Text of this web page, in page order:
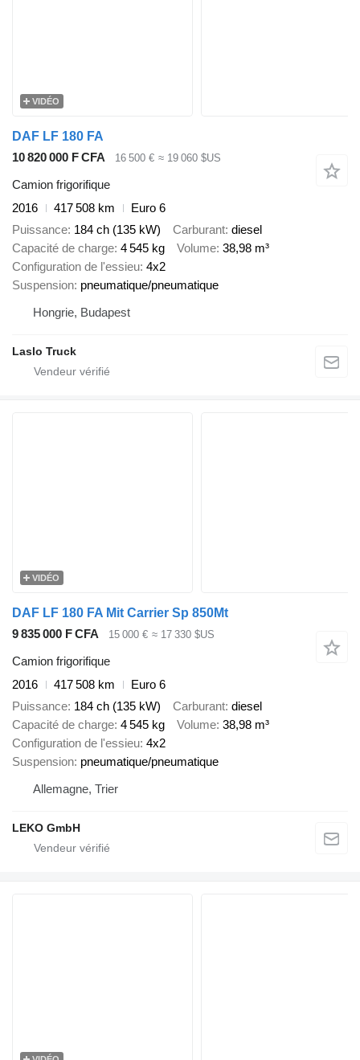
VIDÉO
DAF LF 180 FA
10 820 000 F CFA
16 500 € ≈ 19 060 $US
Camion frigorifique
2016
417 508 km
Euro 6
Puissance 184 ch (135 kW) Carburant diesel
Capacité de charge 4 545 kg Volume 38,98 m³
Configuration de l'essieu 4x2
Suspension pneumatique/pneumatique
Hongrie, Budapest
Laslo Truck
VIDÉO
DAF LF 180 FA Mit Carrier Sp 850Mt
9 835 000 F CFA
15 000 € ≈ 17 330 $US
Camion frigorifique
2016
417 508 km
Euro 6
Puissance 184 ch (135 kW) Carburant diesel
Capacité de charge 4 545 kg Volume 38,98 m³
Configuration de l'essieu 4x2
Suspension pneumatique/pneumatique
Allemagne, Trier
LEKO GmbH